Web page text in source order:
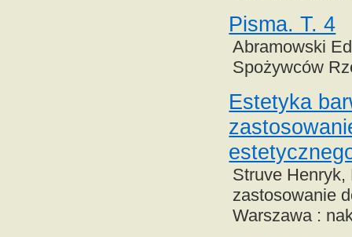
Pisma. T. 4
Abramowski
Spożywców
Estetyka
Struve
zastosowanie
Warszawa :